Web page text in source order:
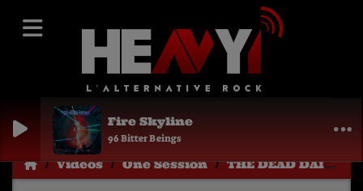
Fire Skyline
96 Bitter Beings
Vidéos One Session THE DEAD DAISIES : HEAVY1 • ONE SESSION